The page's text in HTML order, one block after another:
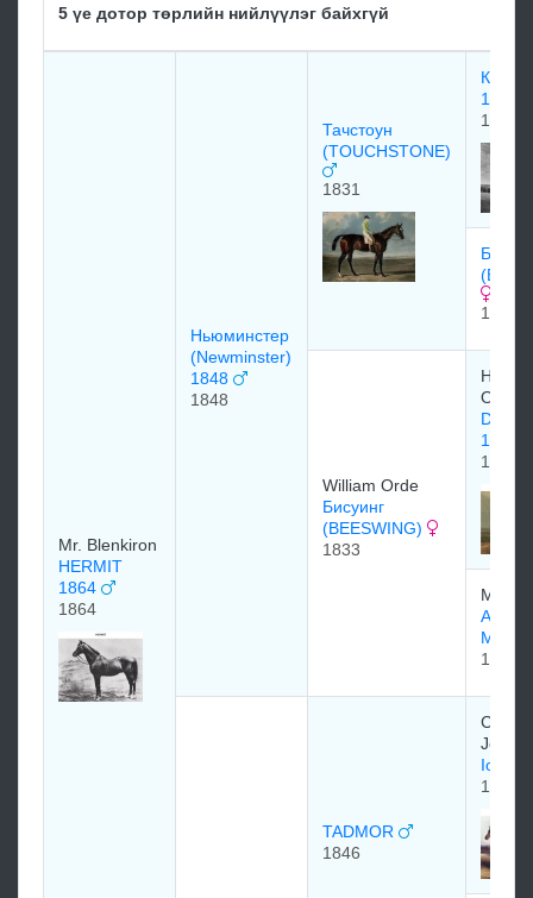
5 үе дотор төрлийн нийлүүлэг байхгүй
Mr. Blenkiron
HERMIT
1864
1864
Ньюминстер
(Newminster)
1848
1848
Тачстоун
(TOUCHSTONE)
1831
1822
1822
1826
William Orde
Бисуинг
(BEESWING)
1833
DR
1811
1811
Mr.
MARE
1817
TADMOR
1846
Ion
1835